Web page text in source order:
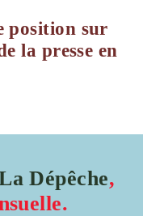
position sur
la presse en
Dépêche,